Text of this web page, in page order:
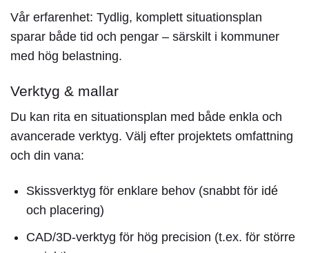
Vår erfarenhet: Tydlig, komplett situationsplan
sparar både tid och pengar – särskilt i kommuner
med hög belastning.
Verktyg & mallar
Du kan rita en situationsplan med både enkla och
avancerade verktyg. Välj efter projektets omfattning
och din vana:
Skissverktyg för enklare behov (snabbt för idé
och placering)
CAD/3D-verktyg för hög precision (t.ex. för större